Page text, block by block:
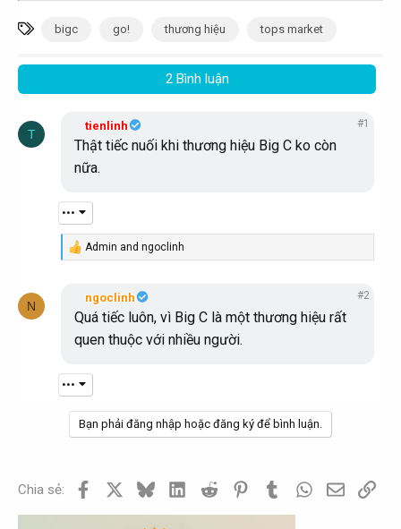
a
c
i
n
:
T
h
ó
a
bigc go! thương hiệu tops market
2 Bình luận
T
tienlinh #1
Thật tiếc nuối khi thương hiệu Big C ko còn
nữa.
•••
R
:
Admin and ngoclinh
N
ngoclinh #2
Quá tiếc luôn, vì Big C là một thương hiệu rất
quen thuộc với nhiều người.
•••
Bạn phải đăng nhập hoặc đăng ký để bình luận.
Chia sẻ: Facebook BlueskyLinkedInReddit PinterestTumblrWhatsApp
EmailLink